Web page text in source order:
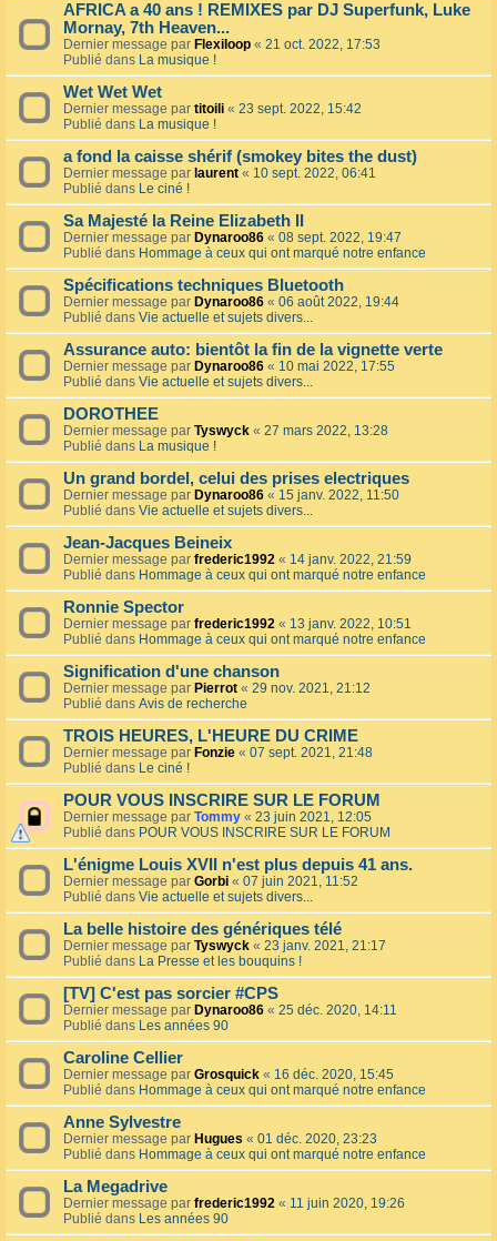
AFRICA a 40 ans ! REMIXES par DJ Superfunk, Luke
Mornay, 7th Heaven...
Dernier message par Flexiloop « 21 oct. 2022, 17:53
Publié dans La musique !
Wet Wet Wet
Dernier message par titoili « 23 sept. 2022, 15:42
Publié dans La musique !
a fond la caisse shérif (smokey bites the dust)
Dernier message par laurent « 10 sept. 2022, 06:41
Publié dans Le ciné !
Sa Majesté la Reine Elizabeth II
Dernier message par Dynaroo86 « 08 sept. 2022, 19:47
Publié dans Hommage à ceux qui ont marqué notre enfance
Spécifications techniques Bluetooth
Dernier message par Dynaroo86 « 06 août 2022, 19:44
Publié dans Vie actuelle et sujets divers...
Assurance auto: bientôt la fin de la vignette verte
Dernier message par Dynaroo86 « 10 mai 2022, 17:55
Publié dans Vie actuelle et sujets divers...
DOROTHEE
Dernier message par Tyswyck « 27 mars 2022, 13:28
Publié dans La musique !
Un grand bordel, celui des prises electriques
Dernier message par Dynaroo86 « 15 janv. 2022, 11:50
Publié dans Vie actuelle et sujets divers...
Jean-Jacques Beineix
Dernier message par frederic1992 « 14 janv. 2022, 21:59
Publié dans Hommage à ceux qui ont marqué notre enfance
Ronnie Spector
Dernier message par frederic1992 « 13 janv. 2022, 10:51
Publié dans Hommage à ceux qui ont marqué notre enfance
Signification d'une chanson
Dernier message par Pierrot « 29 nov. 2021, 21:12
Publié dans Avis de recherche
TROIS HEURES, L'HEURE DU CRIME
Dernier message par Fonzie « 07 sept. 2021, 21:48
Publié dans Le ciné !
POUR VOUS INSCRIRE SUR LE FORUM
Dernier message par Tommy « 23 juin 2021, 12:05
Publié dans POUR VOUS INSCRIRE SUR LE FORUM
L'énigme Louis XVII n'est plus depuis 41 ans.
Dernier message par Gorbi « 07 juin 2021, 11:52
Publié dans Vie actuelle et sujets divers...
La belle histoire des génériques télé
Dernier message par Tyswyck « 23 janv. 2021, 21:17
Publié dans La Presse et les bouquins !
[TV] C'est pas sorcier #CPS
Dernier message par Dynaroo86 « 25 déc. 2020, 14:11
Publié dans Les années 90
Caroline Cellier
Dernier message par Grosquick « 16 déc. 2020, 15:45
Publié dans Hommage à ceux qui ont marqué notre enfance
Anne Sylvestre
Dernier message par Hugues « 01 déc. 2020, 23:23
Publié dans Hommage à ceux qui ont marqué notre enfance
La Megadrive
Dernier message par frederic1992 « 11 juin 2020, 19:26
Publié dans Les années 90